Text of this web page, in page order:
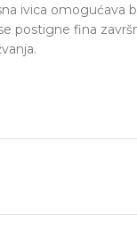
ivica omogućava
postigne fina